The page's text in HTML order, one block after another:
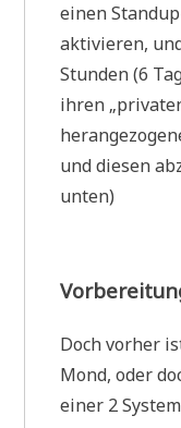
einen
aktivieren,
Stunden (6
ihren
und diesen
unten)
Doch vorher
Mond, oder
einer 2